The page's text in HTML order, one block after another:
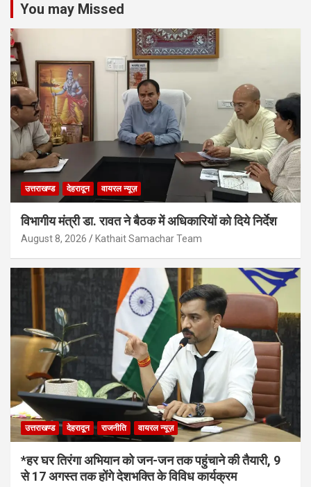
You may Missed
उत्तराखण्ड देहरादून वायरल न्यूज़
विभागीय मंत्री डा. रावत ने बैठक में अधिकारियों को दिये निर्देश
August 8, 2026 Kathait Samachar Team
उत्तराखण्ड देहरादून राजनीति वायरल न्यूज़
*हर घर तिरंगा अभियान को जन-जन तक पहुंचाने की तैयारी, 9
से 17 अगस्त तक होंगे देशभक्ति के विविध कार्यक्रम